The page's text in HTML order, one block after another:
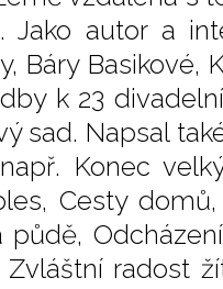
Jako autor a
Báry Basikové,
k 23
sad. Napsal
Konec
Cesty
půdě,
radost